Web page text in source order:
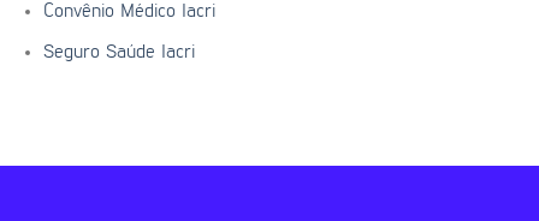
Convênio Médico Iacri
Seguro Saúde Iacri